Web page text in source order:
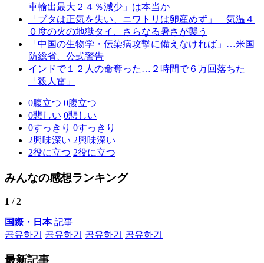
車輸出最大２４％減少」は本当か
「ブタは正気を失い、ニワトリは卵産めず」 気温４
０度の火の地獄タイ、さらなる暑さが襲う
「中国の生物学・伝染病攻撃に備えなければ」…米国
防総省、公式警告
インドで１２人の命奪った…２時間で６万回落ちた
「殺人雷」
0腹立つ 0腹立つ
0悲しい 0悲しい
0すっきり 0すっきり
2興味深い 2興味深い
2役に立つ 2役に立つ
みんなの感想ランキング
1 / 2
国際・日本記事
공유하기
공유하기 공유하기 공유하기
最新記事